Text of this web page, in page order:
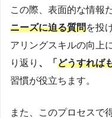
この際、表面的な情報
ニーズに迫る質問を投
アリングスキルの向上
り返り 、「 どうすれば
習慣が役立ちます。
また、このプロセスで